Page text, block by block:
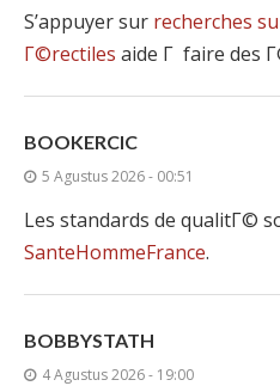
S’appuyer sur recherches
Г©rectiles aide Г faire des
BOOKERCIC
5 Agustus 2026 - 00:51
Les standards de qualitГ©
SanteHommeFrance.
BOBBYSTATH
4 Agustus 2026 - 19:00